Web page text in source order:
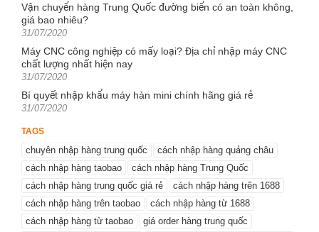
Vận chuyển hàng Trung Quốc đường biển có an toàn không,
giá bao nhiêu?
Posted
31/07/2020
Máy CNC công nghiệp có mấy loại? Địa chỉ nhập máy CNC
chất lượng nhất hiện nay
Posted
31/07/2020
Bí quyết nhập khẩu máy hàn mini chính hãng giá rẻ
Posted
31/07/2020
TAGS
chuyên nhập hàng trung quốc
cách nhập hàng quảng châu
cách nhập hàng taobao
cách nhập hàng Trung Quốc
cách nhập hàng trung quốc giá rẻ
cách nhập hàng trên 1688
cách nhập hàng trên taobao
cách nhập hàng từ 1688
cách nhập hàng từ taobao
giá order hàng trung quốc